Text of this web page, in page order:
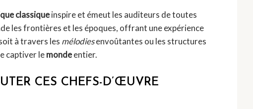
classiqueinspire et émeut les auditeurs de toutes
les frontières et les époques, offrant une expérience
à travers les mélodiesenvoûtantes ou les structures
captiver lemondeentier.
CES CHEFS-D’ŒUVRE